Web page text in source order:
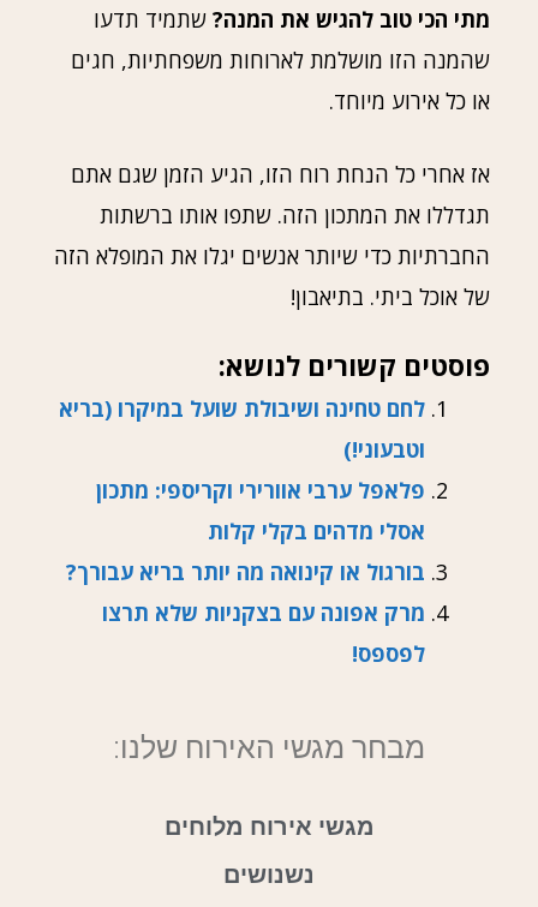
מתי הכי טוב להגיש את המנה? שתמיד תדעו
שהמנה הזו מושלמת לארוחות משפחתיות, חגים
או כל אירוע מיוחד.
אז אחרי כל הנחת רוח הזו, הגיע הזמן שגם אתם
תגדללו את המתכון הזה. שתפו אותו ברשתות
החברתיות כדי שיותר אנשים יגלו את המופלא הזה
של אוכל ביתי. בתיאבון!
פוסטים קשורים לנושא:
לחם טחינה ושיבולת שועל במיקרו (בריא
וטבעוני!)
פלאפל ערבי אוורירי וקריספי: מתכון
אסלי מדהים בקלי קלות
בורגול או קינואה מה יותר בריא עבורך?
מרק אפונה עם בצקניות שלא תרצו
לפספס!
מבחר מגשי האירוח שלנו:
מגשי אירוח מלוחים
נשנושים